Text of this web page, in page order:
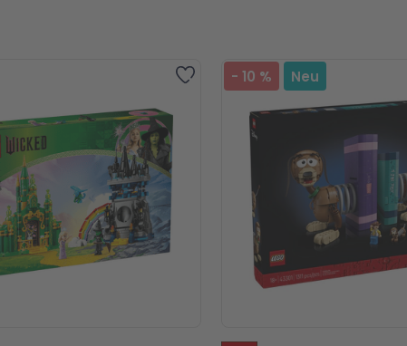
Zur Wunschliste hinzufügen
-10 % Neu